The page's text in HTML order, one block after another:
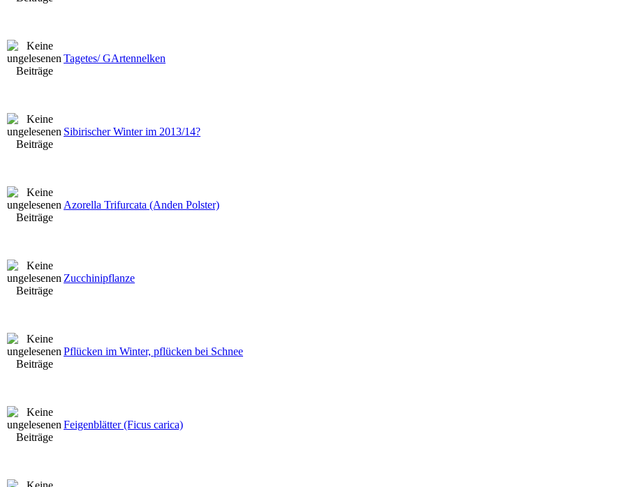
Tagetes/ GArtennelken
Sibirischer Winter im 2013/14?
Azorella Trifurcata (Anden Polster)
Zucchinipflanze
Pflücken im Winter, pflücken bei Schnee
Feigenblätter (Ficus carica)